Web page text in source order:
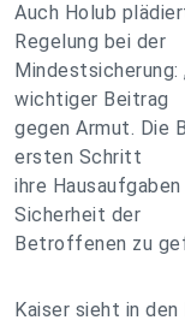
Auch Holub
Regelung bei der
Mindestsicherung:
wichtiger Beitrag
gegen Armut. Die
ersten Schritt
ihre
Sicherheit der
Betroffenen zu
Kaiser sieht in